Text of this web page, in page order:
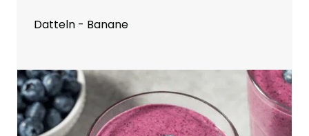
Datteln - Banane